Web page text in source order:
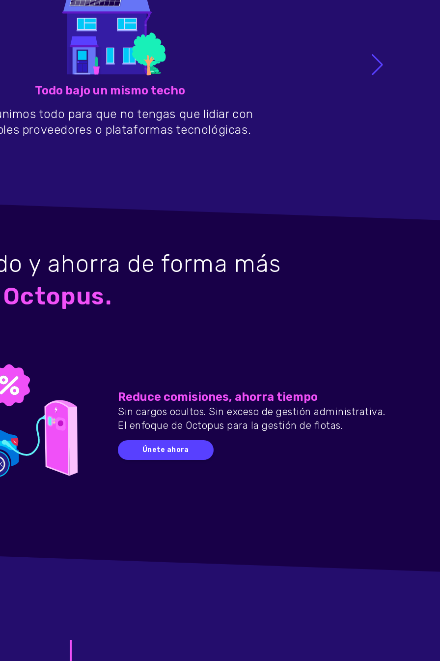
Todo bajo un mismo techo
todo para que no tengas que lidiar con
proveedores o plataformas tecnológicas.
y ahorra de forma más
Reduce comisiones, ahorra tiempo
Sin cargos ocultos. Sin exceso de gestión administrativa.
El enfoque de Octopus para la gestión de flotas.
Únete ahora